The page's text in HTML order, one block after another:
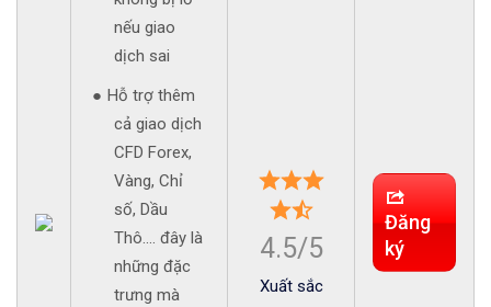
nếu giao
dịch sai
Hỗ trợ thêm
cả giao dịch
CFD Forex,
Vàng, Chỉ
số, Dầu
Thô.... đây là
những đặc
trưng mà
4.5/5
Xuất sắc
Đăng
ký